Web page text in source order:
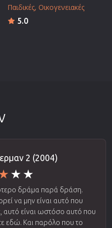
Παιδικές Οικογενειακές
5.0
2 (2004)
δράμα παρά δράση.
να μην είναι αυτό που
αυτό είναι ωστόσο αυτό που
εδώ. Και παρόλο που το